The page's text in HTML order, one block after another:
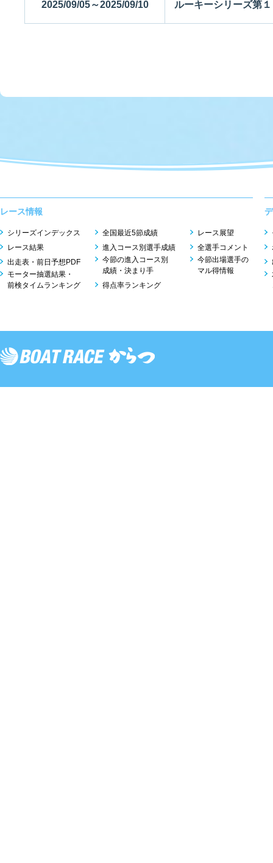
2025/09/05～2025/09/10 ルーキーシリーズ第
レース情報
シリーズインデックス
レース結果
出走表・前日予想PDF
モーター抽選結果・
前検タイムランキング
全国最近5節成績
進入コース別選手成績
今節の進入コース別
成績・決まり手
得点率ランキング
レース展望
全選手コメント
今節出場選手の
マル得情報